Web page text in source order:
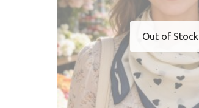
Out of Stock